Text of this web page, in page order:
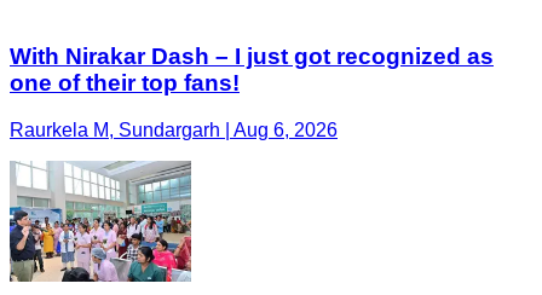
With Nirakar Dash – I just got recognized as
one of their top fans!
Raurkela M, Sundargarh | Aug 6, 2026